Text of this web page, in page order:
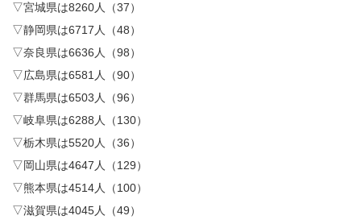
▽宮城県は8260人（37）
▽静岡県は6717人（48）
▽奈良県は6636人（98）
▽広島県は6581人（90）
▽群馬県は6503人（96）
▽岐阜県は6288人（130）
▽栃木県は5520人（36）
▽岡山県は4647人（129）
▽熊本県は4514人（100）
▽滋賀県は4045人（49）